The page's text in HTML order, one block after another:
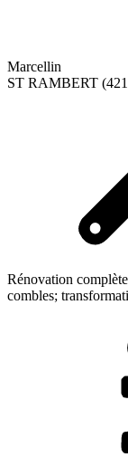
Marcellin
ST RAMBERT
Rénovation
combles;